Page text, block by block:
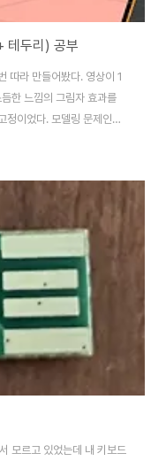
테두리) 공부
따라 만들어봤다. 영상이 1
한 느낌의 그림자 효과를
정이었다. 모델링 문제인가
시나 해서 영상의 모델링
게임에서 사용하는 로우 폴
어느 정도 있어야 하는지
아봐야겠다.
모르고 있었는데 내 키보드